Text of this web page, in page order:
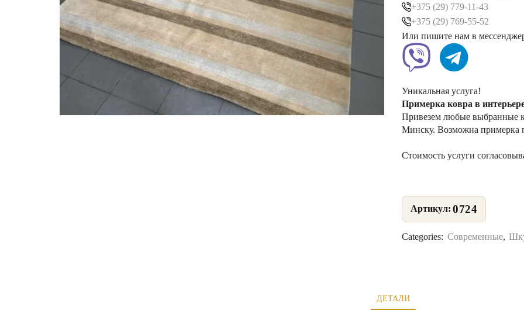
+375 (29) 779-11-43
+375 (29) 769-55-52
Или пишите нам в
Уникальная услуга!
Примерка ковра в
Привезем любые выбранные
Минску. Возможна примерка
Стоимость услуги
0724
Categories: Современные,
ДЕТАЛИ